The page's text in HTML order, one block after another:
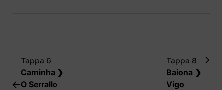
Tappa 6
Caminha ❯
O Serrallo
Tappa 8
Baiona ❯
Vigo